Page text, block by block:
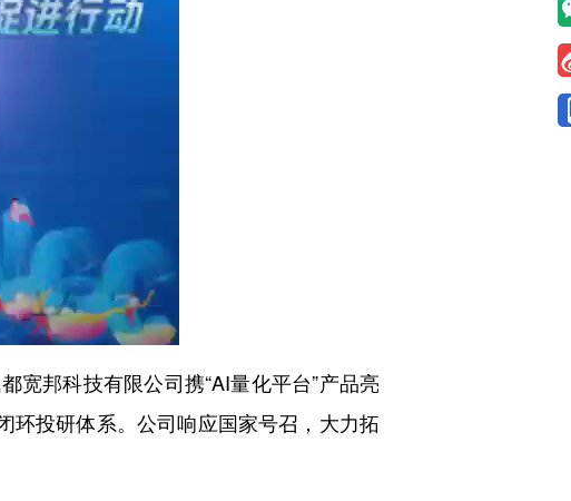
宽邦科技有限公司携“AI量化平台”产品亮
环投研体系。公司响应国家号召，大力拓